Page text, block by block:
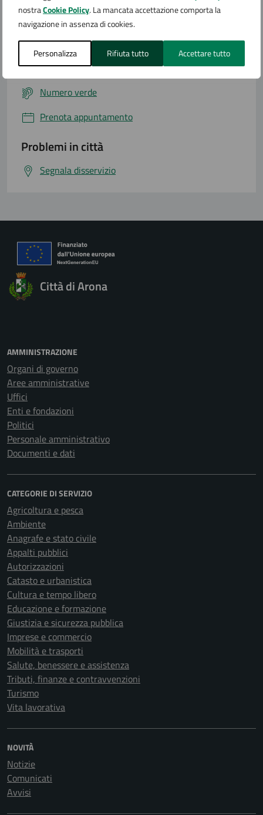
nostraCookie Policy. La mancata accettazione comporta la
navigazione in assenza di cookies.
Personalizza Rifiuta tutto Accettare tutto
Contatta il comune
Leggi le domande frequenti
Richiedi assistenza
Numero verde
Prenota appuntamento
Problemi in città
Segnala disservizio
Città di Arona
AMMINISTRAZIONE
Organi di governo
Aree amministrative
Uffici
Enti e fondazioni
Politici
Personale amministrativo
Documenti e dati
CATEGORIE DI SERVIZIO
Agricoltura e pesca
Ambiente
Anagrafe e stato civile
Appalti pubblici
Autorizzazioni
Catasto e urbanistica
Cultura e tempo libero
Educazione e formazione
Giustizia e sicurezza pubblica
Imprese e commercio
Mobilità e trasporti
Salute, benessere e assistenza
Tributi, finanze e contravvenzioni
Turismo
Vita lavorativa
NOVITÀ
Notizie
Comunicati
Avvisi